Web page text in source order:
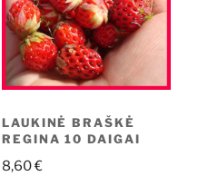
LAUKINĖ BRAŠKĖ
REGINA 10 DAIGAI
8,60€